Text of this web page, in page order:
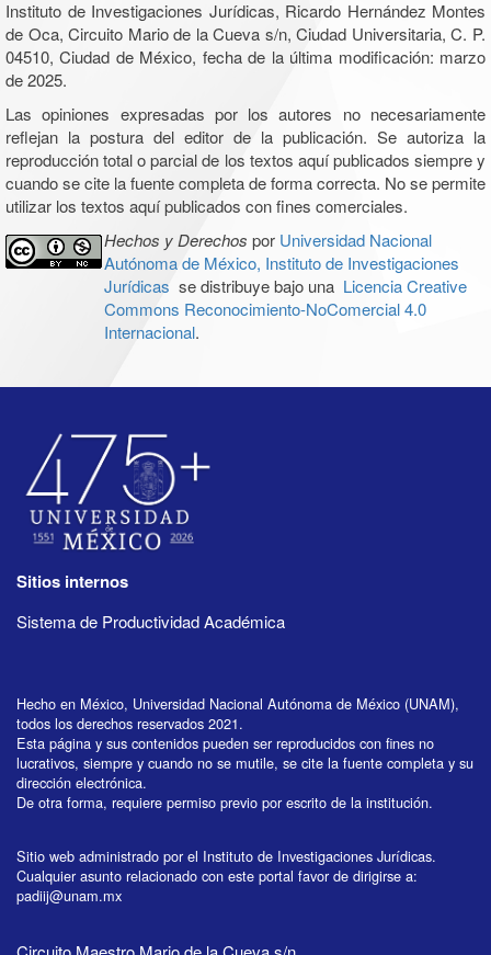
Instituto de Investigaciones Jurídicas, Ricardo Hernández Montes
de Oca, Circuito Mario de la Cueva s/n, Ciudad Universitaria, C. P.
04510, Ciudad de México, fecha de la última modificación: marzo
de 2025.
Las opiniones expresadas por los autores no necesariamente
reflejan la postura del editor de la publicación. Se autoriza la
reproducción total o parcial de los textos aquí publicados siempre y
cuando se cite la fuente completa de forma correcta. No se permite
utilizar los textos aquí publicados con fines comerciales.
Hechos y Derechos por Universidad Nacional
Autónoma de México, Instituto de Investigaciones
Jurídicas se distribuye bajo una Licencia Creative
Commons Reconocimiento-NoComercial 4.0
Internacional.
Sitios internos
Sistema de Productividad Académica
Hecho en México, Universidad Nacional Autónoma de México (UNAM),
todos los derechos reservados 2021.
Esta página y sus contenidos pueden ser reproducidos con fines no
lucrativos, siempre y cuando no se mutile, se cite la fuente completa y su
dirección electrónica.
De otra forma, requiere permiso previo por escrito de la institución.
Sitio web administrado por el Instituto de Investigaciones Jurídicas.
Cualquier asunto relacionado con este portal favor de dirigirse a:
padiij@unam.mx